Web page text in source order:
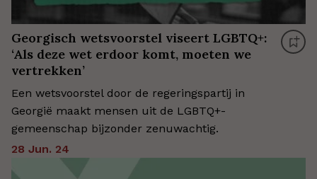
Georgisch wetsvoorstel viseert LGBTQ+:
‘Als deze wet erdoor komt, moeten we
vertrekken’
Een wetsvoorstel door de regeringspartij in
Georgië maakt mensen uit de LGBTQ+-
gemeenschap bijzonder zenuwachtig.
28 Jun. 24